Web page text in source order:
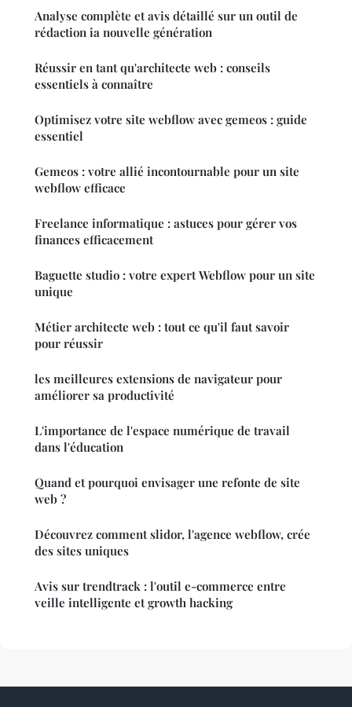
Analyse complète et avis détaillé sur un outil de
rédaction ia nouvelle génération
Réussir en tant qu'architecte web : conseils
essentiels à connaître
Optimisez votre site webflow avec gemeos : guide
essentiel
Gemeos : votre allié incontournable pour un site
webflow efficace
Freelance informatique : astuces pour gérer vos
finances efficacement
Baguette studio : votre expert Webflow pour un site
unique
Métier architecte web : tout ce qu'il faut savoir
pour réussir
les meilleures extensions de navigateur pour
améliorer sa productivité
L'importance de l'espace numérique de travail
dans l'éducation
Quand et pourquoi envisager une refonte de site
web ?
Découvrez comment slidor, l'agence webflow, crée
des sites uniques
Avis sur trendtrack : l'outil e-commerce entre
veille intelligente et growth hacking